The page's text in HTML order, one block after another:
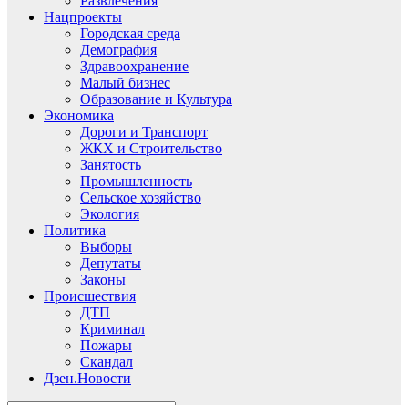
Нацпроекты
Городская среда
Демография
Здравоохранение
Малый бизнес
Образование и Культура
Экономика
Дороги и Транспорт
ЖКХ и Строительство
Занятость
Промышленность
Сельское хозяйство
Экология
Политика
Выборы
Депутаты
Законы
Происшествия
ДТП
Криминал
Пожары
Скандал
Дзен.Новости